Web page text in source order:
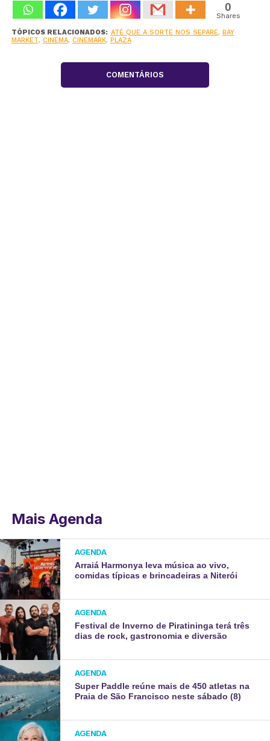
0
Shares
TÓPICOS RELACIONADOS: ATÉ QUE A SORTE NOS SEPARE, BAY
MARKET, CINEMA, CINEMARK, PLAZA
COMENTÁRIOS
Mais Agenda
AGENDA
Arraiá Harmonya leva música ao vivo,
comidas típicas e brincadeiras a Niterói
AGENDA
Festival de Inverno de Piratininga terá três
dias de rock, gastronomia e diversão
AGENDA
Super Paddle reúne mais de 450 atletas na
Praia de São Francisco neste sábado (8)
AGENDA